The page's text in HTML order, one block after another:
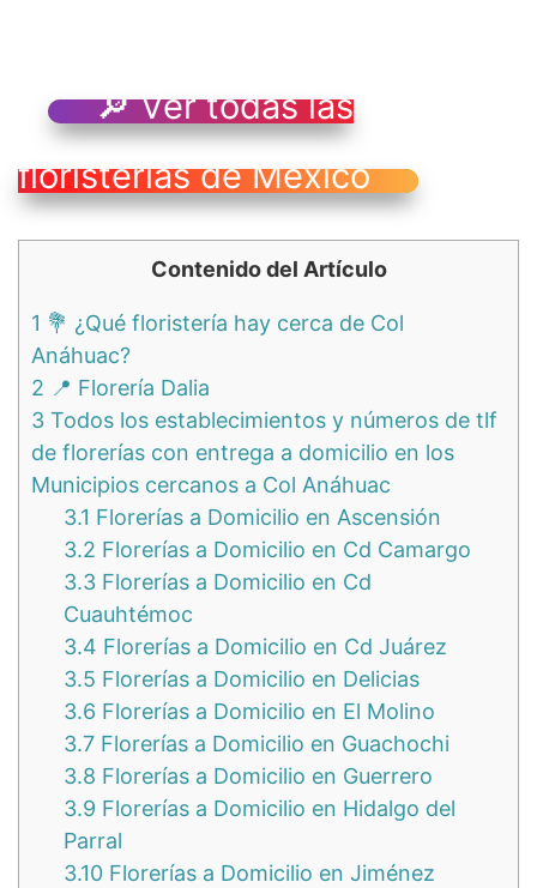
🔎 Ver todas las
floristerías de México
Contenido del Artículo
1 💐 ¿Qué floristería hay cerca de Col
Anáhuac?
2 📍 Florería Dalia
3 Todos los establecimientos y números de tlf
de florerías con entrega a domicilio en los
Municipios cercanos a Col Anáhuac
3.1 Florerías a Domicilio en Ascensión
3.2 Florerías a Domicilio en Cd Camargo
3.3 Florerías a Domicilio en Cd
Cuauhtémoc
3.4 Florerías a Domicilio en Cd Juárez
3.5 Florerías a Domicilio en Delicias
3.6 Florerías a Domicilio en El Molino
3.7 Florerías a Domicilio en Guachochi
3.8 Florerías a Domicilio en Guerrero
3.9 Florerías a Domicilio en Hidalgo del
Parral
3.10 Florerías a Domicilio en Jiménez